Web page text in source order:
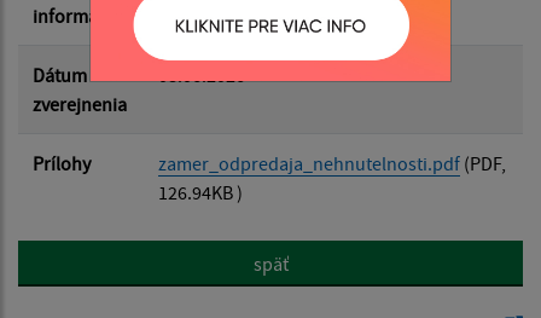
informácie
Dátum
zverejnenia
Prílohy zamer_odpredaja_nehnutelnosti.pdf (PDF,
126.94KB )
späť